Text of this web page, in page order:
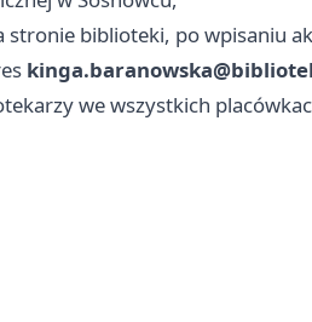
stronie biblioteki, po wpisaniu
we wszystkich